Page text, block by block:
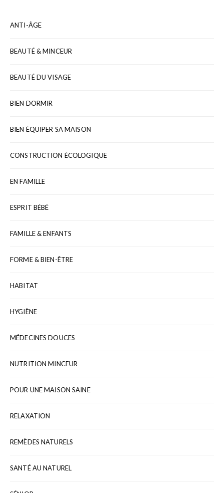
ANTI-ÂGE
BEAUTÉ & MINCEUR
BEAUTÉ DU VISAGE
BIEN DORMIR
BIEN ÉQUIPER SA MAISON
CONSTRUCTION ÉCOLOGIQUE
EN FAMILLE
ESPRIT BÉBÉ
FAMILLE & ENFANTS
FORME & BIEN-ÊTRE
HABITAT
HYGIÈNE
MÉDECINES DOUCES
NUTRITION MINCEUR
POUR UNE MAISON SAINE
RELAXATION
REMÈDES NATURELS
SANTÉ AU NATUREL